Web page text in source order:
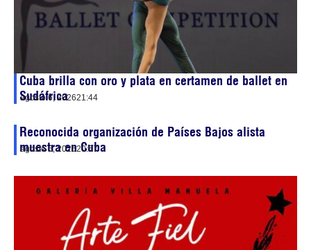
Cuba brilla con oro y plata en certamen de ballet en
Sudáfrica
agosto 6, 202621:44
Reconocida organización de Países Bajos alista
muestra en Cuba
agosto 6, 202620:57